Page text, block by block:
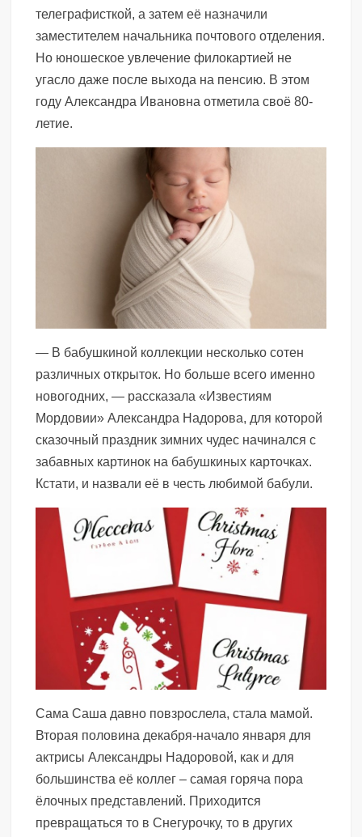
телеграфисткой, а затем её назначили
заместителем начальника почтового отделения.
Но юношеское увлечение филокартией не
угасло даже после выхода на пенсию. В этом
году Александра Ивановна отметила своё 80-
летие.
— В бабушкиной коллекции несколько сотен
различных открыток. Но больше всего именно
новогодних, — рассказала «Известиям
Мордовии» Александра Надорова, для которой
сказочный праздник зимних чудес начинался с
забавных картинок на бабушкиных карточках.
Кстати, и назвали её в честь любимой бабули.
Сама Саша давно повзрослела, стала мамой.
Вторая половина декабря-начало января для
актрисы Александры Надоровой, как и для
большинства её коллег – самая горяча пора
ёлочных представлений. Приходится
превращаться то в Снегурочку, то в других